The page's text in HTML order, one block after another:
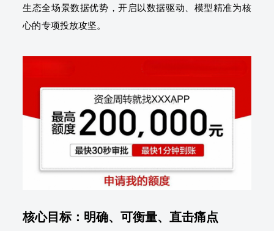
生态全场景数据优势，开启以数据驱动、模型精准为核
心的专项投放攻坚。
核心目标：明确、可衡量、直击痛点